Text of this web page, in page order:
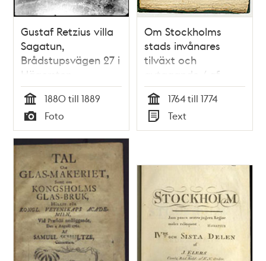
Gustaf Retzius villa
Sagatun,
Brådstupsvägen 27 i
Hägersten
Tid
1880 till 1889
Typ
Foto
Om Stockholms
stads invånares
tilväxt och
avtagande / af
Edward Fredric
Runeberg
Tid
1764 till 1774
Typ
Text